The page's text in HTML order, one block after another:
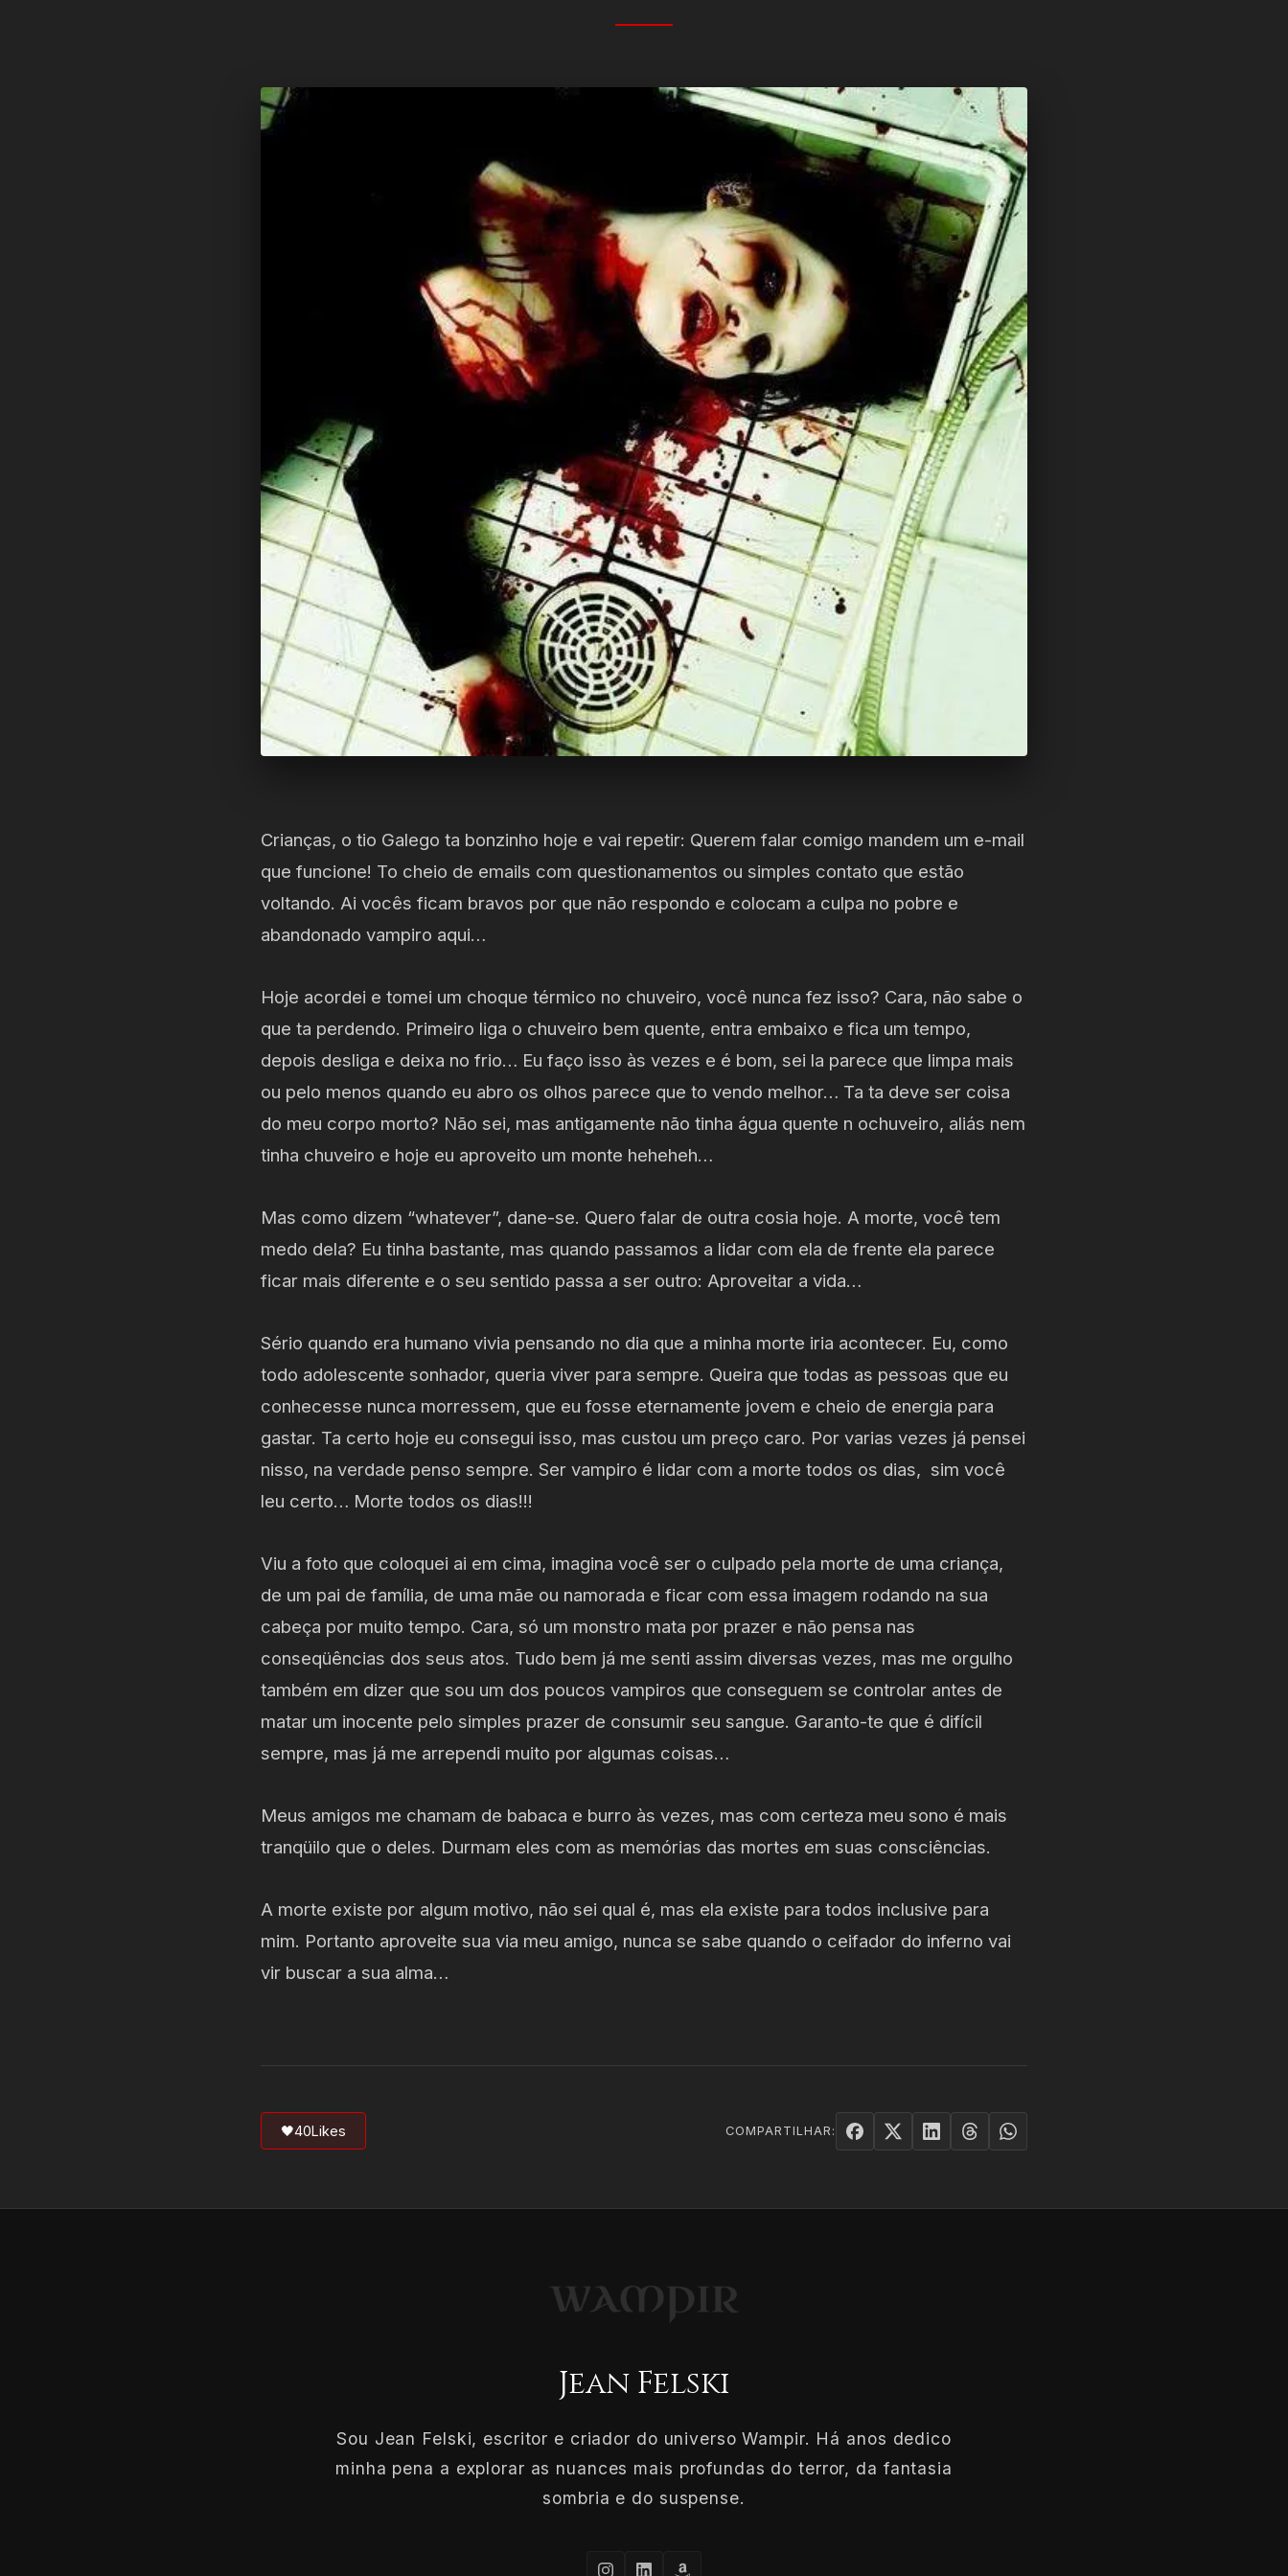
Crianças, o tio Galego ta bonzinho hoje e vai repetir: Querem falar comigo mandem um e-mail
que funcione! To cheio de emails com questionamentos ou simples contato que estão
voltando. Ai vocês ficam bravos por que não respondo e colocam a culpa no pobre e
abandonado vampiro aqui…
Hoje acordei e tomei um choque térmico no chuveiro, você nunca fez isso? Cara, não sabe o
que ta perdendo. Primeiro liga o chuveiro bem quente, entra embaixo e fica um tempo,
depois desliga e deixa no frio… Eu faço isso às vezes e é bom, sei la parece que limpa mais
ou pelo menos quando eu abro os olhos parece que to vendo melhor… Ta ta deve ser coisa
do meu corpo morto? Não sei, mas antigamente não tinha água quente n ochuveiro, aliás nem
tinha chuveiro e hoje eu aproveito um monte heheheh…
Mas como dizem “whatever”, dane-se. Quero falar de outra cosia hoje. A morte, você tem
medo dela? Eu tinha bastante, mas quando passamos a lidar com ela de frente ela parece
ficar mais diferente e o seu sentido passa a ser outro: Aproveitar a vida…
Sério quando era humano vivia pensando no dia que a minha morte iria acontecer. Eu, como
todo adolescente sonhador, queria viver para sempre. Queira que todas as pessoas que eu
conhecesse nunca morressem, que eu fosse eternamente jovem e cheio de energia para
gastar. Ta certo hoje eu consegui isso, mas custou um preço caro. Por varias vezes já pensei
nisso, na verdade penso sempre. Ser vampiro é lidar com a morte todos os dias, sim você
leu certo… Morte todos os dias!!!
Viu a foto que coloquei ai em cima, imagina você ser o culpado pela morte de uma criança,
de um pai de família, de uma mãe ou namorada e ficar com essa imagem rodando na sua
cabeça por muito tempo. Cara, só um monstro mata por prazer e não pensa nas
conseqüências dos seus atos. Tudo bem já me senti assim diversas vezes, mas me orgulho
também em dizer que sou um dos poucos vampiros que conseguem se controlar antes de
matar um inocente pelo simples prazer de consumir seu sangue. Garanto-te que é difícil
sempre, mas já me arrependi muito por algumas coisas…
Meus amigos me chamam de babaca e burro às vezes, mas com certeza meu sono é mais
tranqüilo que o deles. Durmam eles com as memórias das mortes em suas consciências.
A morte existe por algum motivo, não sei qual é, mas ela existe para todos inclusive para
mim. Portanto aproveite sua via meu amigo, nunca se sabe quando o ceifador do inferno vai
vir buscar a sua alma…
🖤40Likes COMPARTILHAR:
Jean Felski
Sou Jean Felski, escritor e criador do universo Wampir. Há anos dedico
minha pena a explorar as nuances mais profundas do terror, da fantasia
sombria e do suspense.